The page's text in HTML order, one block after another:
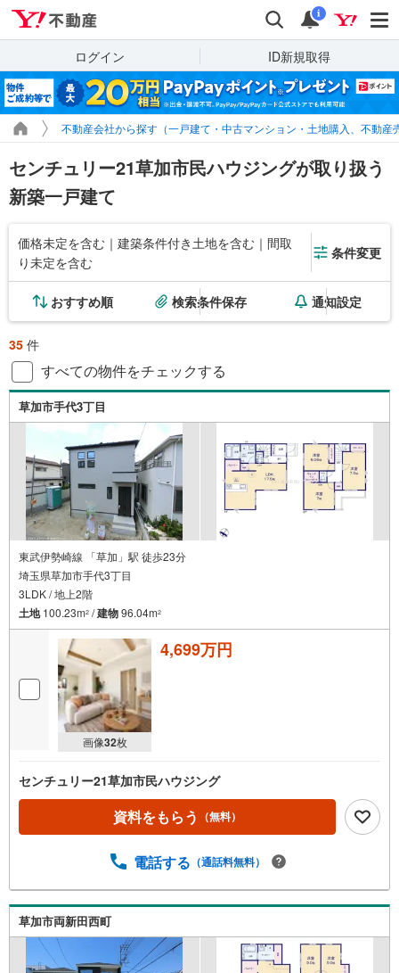
検索 通知
i
ログイン ID新規取得
不動産会社から探す（一戸建て・中古マンション・土地購入、不動産
センチュリー21草加市民ハウジングが取り扱う
新築一戸建て
価格未定を含む｜建築条件付き土地を含む｜間取
り未定を含む
条件変更
おすすめ順 検索条件保存 通知設定
35 件
すべての物件をチェックする
草加市手代3丁目
東武伊勢崎線 「草加」駅 徒歩23分
埼玉県草加市手代3丁目
3LDK / 地上2階
土地100.23m2 /建物96.04m2
画像32枚
4,699万円
センチュリー21草加市民ハウジング
資料をもらう （無料）
電話する （通話料無料）
草加市両新田西町